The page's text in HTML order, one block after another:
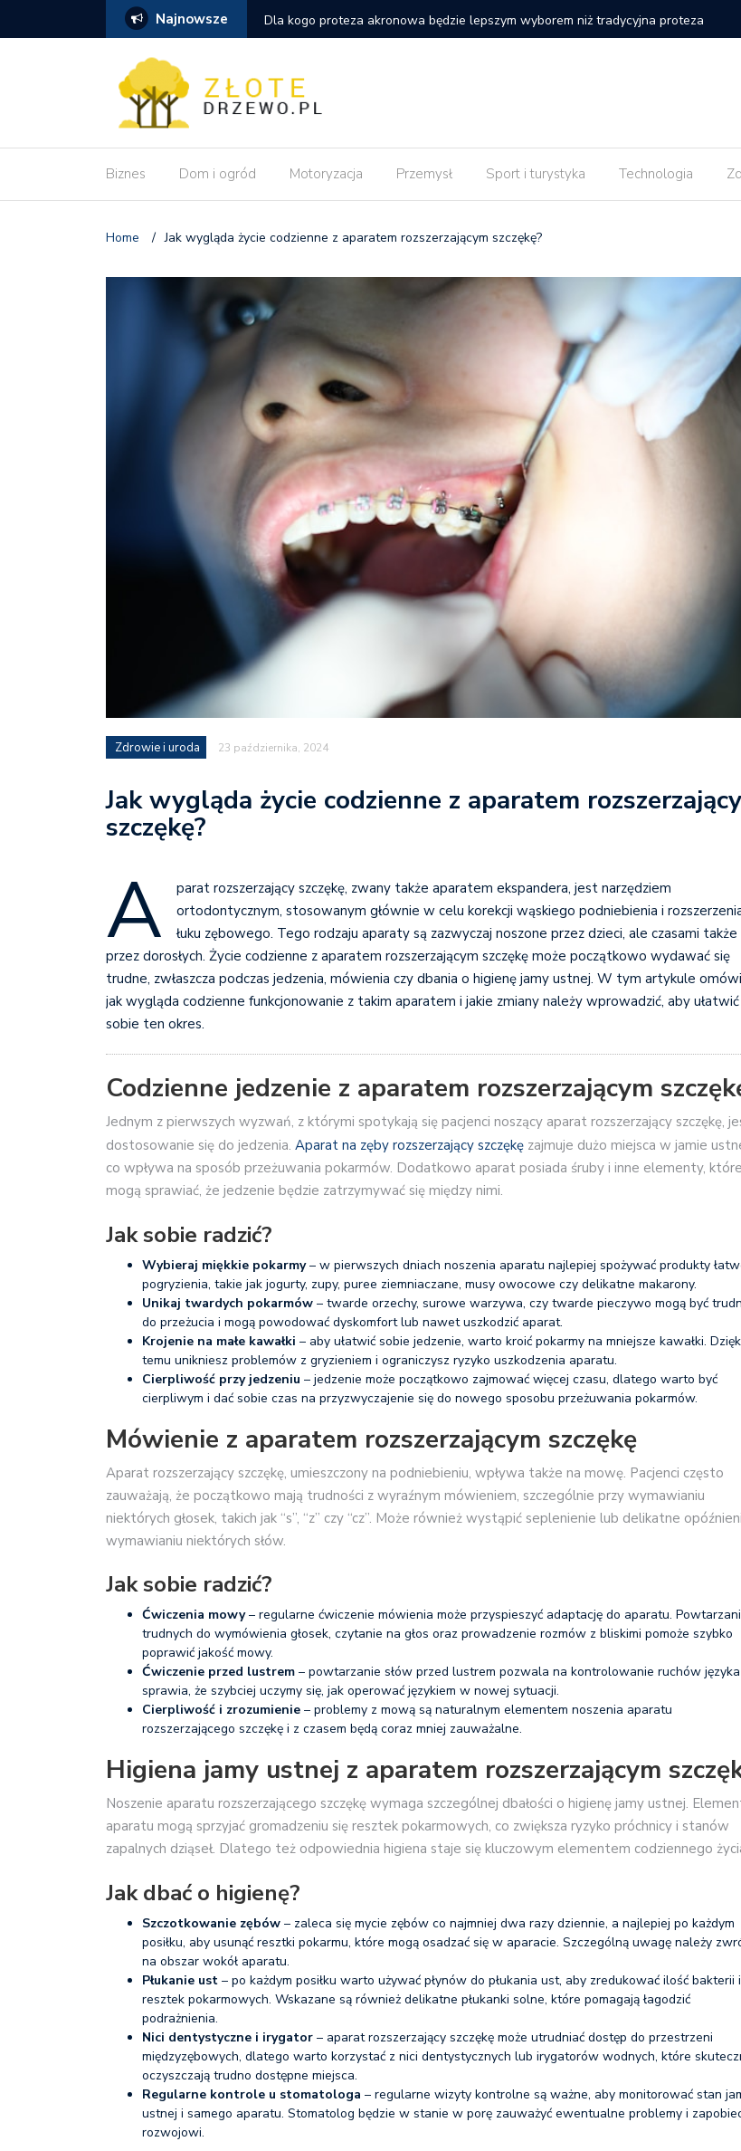
Najnowsze
wyborem niż tradycyjna proteza
Dlaczego pozycjonowanie strony internetowej nie daje efektów od razu po
wdrożeniu zmian?
Biznes Dom i ogród Motoryzacja Przemysł Sport i turystyka Technologia
Home / Jak wygląda życie codzienne z aparatem rozszerzającym szczękę?
Zdrowie i uroda 23 października, 2024
Jak wygląda życie codzienne z aparatem
szczękę?
A
parat rozszerzający szczękę, zwany także aparatem ekspandera, jest narzędziem
ortodontycznym, stosowanym głównie w celu korekcji wąskiego podniebienia i
łuku zębowego. Tego rodzaju aparaty są zazwyczaj noszone przez dzieci, ale czasami także
przez dorosłych. Życie codzienne z aparatem rozszerzającym szczękę może początkowo wydawać się
trudne, zwłaszcza podczas jedzenia, mówienia czy dbania o higienę jamy ustnej. W tym artykule
jak wygląda codzienne funkcjonowanie z takim aparatem i jakie zmiany należy wprowadzić, aby ułatwić
sobie ten okres.
Codzienne jedzenie z aparatem rozszerzającym
Jednym z pierwszych wyzwań, z którymi spotykają się pacjenci noszący aparat rozszerzający szczękę,
dostosowanie się do jedzenia. Aparat na zęby rozszerzający szczękę zajmuje dużo miejsca w jamie
co wpływa na sposób przeżuwania pokarmów. Dodatkowo aparat posiada śruby i inne elementy, które
mogą sprawiać, że jedzenie będzie zatrzymywać się między nimi.
Jak sobie radzić?
Wybieraj miękkie pokarmy– w pierwszych dniach noszenia aparatu najlepiej spożywać produkty
pogryzienia, takie jak jogurty, zupy, puree ziemniaczane, musy owocowe czy delikatne makarony.
Unikaj twardych pokarmów – twarde orzechy, surowe warzywa, czy twarde pieczywo mogą być
do przeżucia i mogą powodować dyskomfort lub nawet uszkodzić aparat.
Krojenie na małe kawałki – aby ułatwić sobie jedzenie, warto kroić pokarmy na mniejsze kawałki.
temu unikniesz problemów z gryzieniem i ograniczysz ryzyko uszkodzenia aparatu.
Cierpliwość przy jedzeniu – jedzenie może początkowo zajmować więcej czasu, dlatego warto być
cierpliwym i dać sobie czas na przyzwyczajenie się do nowego sposobu przeżuwania pokarmów.
Mówienie z aparatem rozszerzającym szczękę
Aparat rozszerzający szczękę, umieszczony na podniebieniu, wpływa także na mowę. Pacjenci często
zauważają, że początkowo mają trudności z wyraźnym mówieniem, szczególnie przy wymawianiu
niektórych głosek, takich jak “s”, “z” czy “cz”. Może również wystąpić seplenienie lub delikatne
wymawianiu niektórych słów.
Jak sobie radzić?
Ćwiczenia mowy– regularne ćwiczenie mówienia może przyspieszyć adaptację do aparatu.
trudnych do wymówienia głosek, czytanie na głos oraz prowadzenie rozmów z bliskimi pomoże szybko
poprawić jakość mowy.
Ćwiczenie przed lustrem – powtarzanie słów przed lustrem pozwala na kontrolowanie ruchów
sprawia, że szybciej uczymy się, jak operować językiem w nowej sytuacji.
Cierpliwość i zrozumienie – problemy z mową są naturalnym elementem noszenia aparatu
rozszerzającego szczękę i z czasem będą coraz mniej zauważalne.
Higiena jamy ustnej z aparatem rozszerzającym
Noszenie aparatu rozszerzającego szczękę wymaga szczególnej dbałości o higienę jamy ustnej.
aparatu mogą sprzyjać gromadzeniu się resztek pokarmowych, co zwiększa ryzyko próchnicy i stanów
zapalnych dziąseł. Dlatego też odpowiednia higiena staje się kluczowym elementem codziennego
Jak dbać o higienę?
Szczotkowanie zębów – zaleca się mycie zębów co najmniej dwa razy dziennie, a najlepiej po każdym
posiłku, aby usunąć resztki pokarmu, które mogą osadzać się w aparacie. Szczególną uwagę należy
na obszar wokół aparatu.
Płukanie ust – po każdym posiłku warto używać płynów do płukania ust, aby zredukować ilość bakterii i
resztek pokarmowych. Wskazane są również delikatne płukanki solne, które pomagają łagodzić
podrażnienia.
Nici dentystyczne i irygator – aparat rozszerzający szczękę może utrudniać dostęp do przestrzeni
międzyzębowych, dlatego warto korzystać z nici dentystycznych lub irygatorów wodnych, które
oczyszczają trudno dostępne miejsca.
Regularne kontrole u stomatologa – regularne wizyty kontrolne są ważne, aby monitorować stan
ustnej i samego aparatu. Stomatolog będzie w stanie w porę zauważyć ewentualne problemy i
rozwojowi.